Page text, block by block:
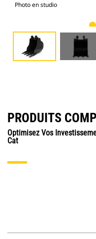
Photo en studio
PRODUITS
Optimisez Vos
Cat